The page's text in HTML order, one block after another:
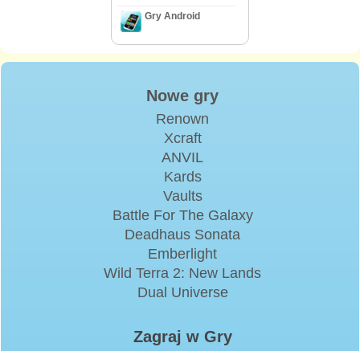
Gry Android
Nowe gry
Renown
Xcraft
ANVIL
Kards
Vaults
Battle For The Galaxy
Deadhaus Sonata
Emberlight
Wild Terra 2: New Lands
Dual Universe
Zagraj w Gry